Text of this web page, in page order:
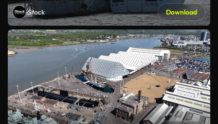
iStock Download